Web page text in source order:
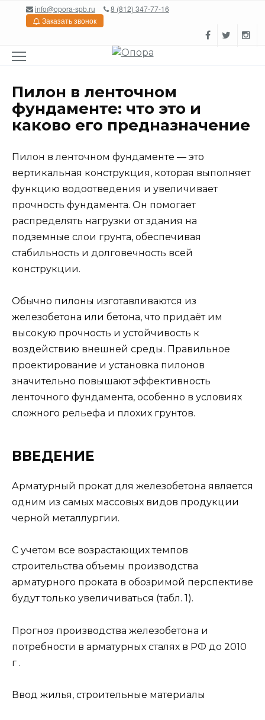
Перейтиinfo@opora-spb.ru
8 (812) 347-77-16
Заказать звонок
Пилон в ленточном
фундаменте: что это и
каково его предназначение
Пилон в ленточном фундаменте — это
вертикальная конструкция, которая выполняет
функцию водоотведения и увеличивает
прочность фундамента. Он помогает
распределять нагрузки от здания на
подземные слои грунта, обеспечивая
стабильность и долговечность всей
конструкции.
Обычно пилоны изготавливаются из
железобетона или бетона, что придаёт им
высокую прочность и устойчивость к
воздействию внешней среды. Правильное
проектирование и установка пилонов
значительно повышают эффективность
ленточного фундамента, особенно в условиях
сложного рельефа и плохих грунтов.
ВВЕДЕНИЕ
Арматурный прокат для железобетона является
одним из самых массовых видов продукции
черной металлургии.
С учетом все возрастающих темпов
строительства объемы производства
арматурного проката в обозримой перспективе
будут только увеличиваться (табл. 1).
Прогноз производства железобетона и
потребности в арматурных сталях в РФ до 2010
г .
Ввод жилья, строительные материалы